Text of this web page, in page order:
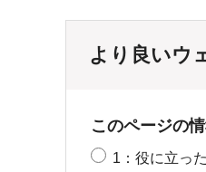
より良いウ
このページの
1：役に立った